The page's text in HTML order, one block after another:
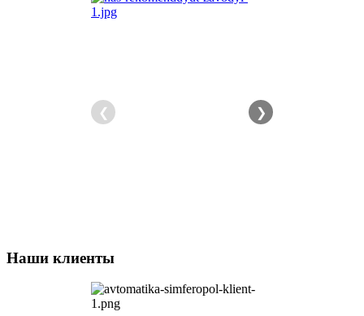
❮ ❯
Наши клиенты